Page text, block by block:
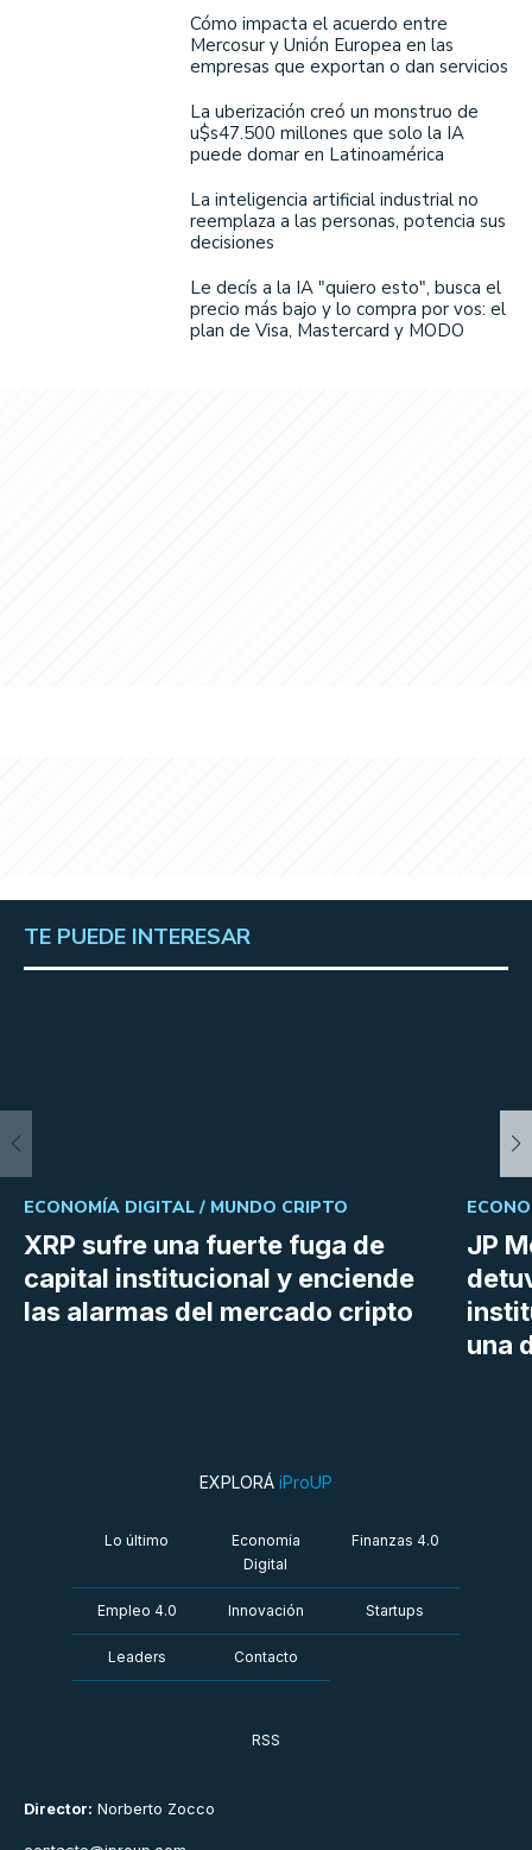
Cómo impacta el acuerdo entre
Mercosur y Unión Europea en las
empresas que exportan o dan servicios
La uberización creó un monstruo de
u$s47.500 millones que solo la IA
puede domar en Latinoamérica
La inteligencia artificial industrial no
reemplaza a las personas, potencia sus
decisiones
Le decís a la IA "quiero esto", busca el
precio más bajo y lo compra por vos: el
plan de Visa, Mastercard y MODO
TE PUEDE INTERESAR
XRP sufre una fuerte fuga de
capital institucional y enciende
las alarmas del mercado cripto
ECONOMÍA DIGITAL / MUNDO CRIPTO
JP
una
Director: Norberto Zocco
EXPLORÁ iProUP
Lo último
Economía
Digital
Finanzas 4.0
Empleo 4.0 Innovación Startups
Leaders Contacto
RSS